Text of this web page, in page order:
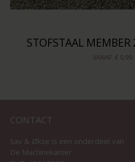
STOFSTAAL
VANAF € 0,99
CONTACT
Sav & Økse is een onderdeel van
De Machinekamer